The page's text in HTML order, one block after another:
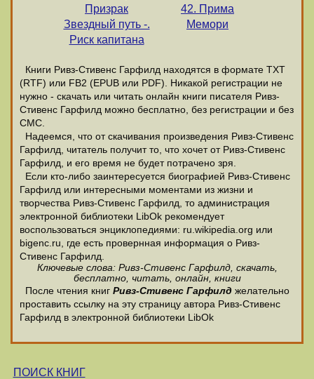
Призрак
Звездный путь -.
Риск капитана
42. Прима
Мемори
Книги Ривз-Стивенс Гарфилд находятся в формате ТХТ
(RTF) или FB2 (EPUB или PDF). Никакой регистрации не
нужно - скачать или читать онлайн книги писателя Ривз-
Стивенс Гарфилд можно бесплатно, без регистрации и без
СМС.
Надеемся, что от скачивания произведения Ривз-Стивенс
Гарфилд, читатель получит то, что хочет от Ривз-Стивенс
Гарфилд, и его время не будет потрачено зря.
Если кто-либо заинтересуется биографией Ривз-Стивенс
Гарфилд или интересными моментами из жизни и
творчества Ривз-Стивенс Гарфилд, то администрация
электронной библиотеки LibOk рекомендует
воспользоваться энциклопедиями: ru.wikipedia.org или
bigenc.ru, где есть провернная информация о Ривз-
Стивенс Гарфилд.
Ключевые слова: Ривз-Стивенс Гарфилд, скачать,
бесплатно, читать, онлайн, книги
После чтения книг Ривз-Стивенс Гарфилд желательно
проставить ссылку на эту страницу автора Ривз-Стивенс
Гарфилд в электронной библиотеки LibOk
ПОИСК КНИГ